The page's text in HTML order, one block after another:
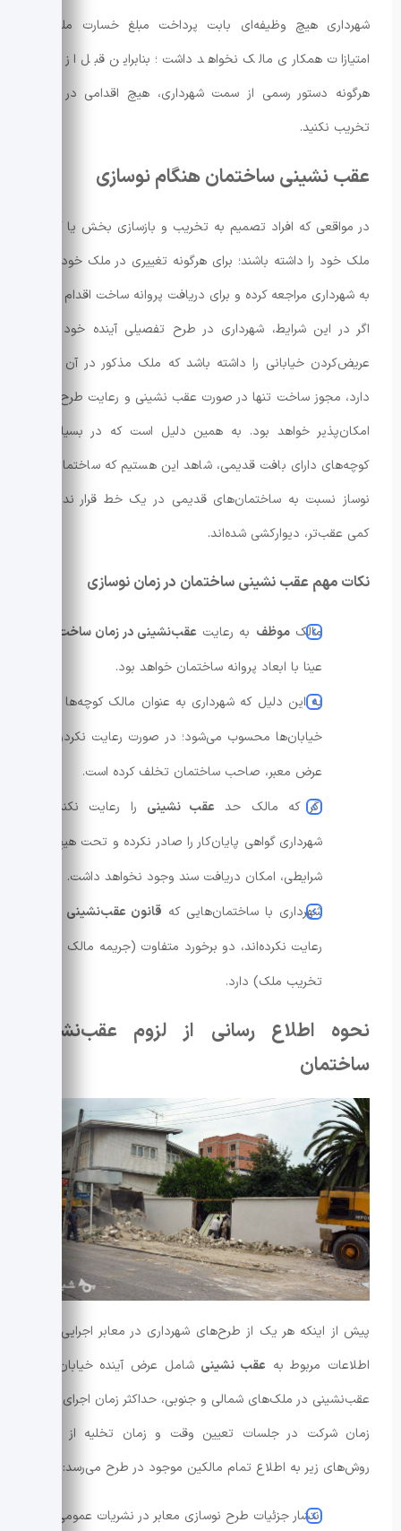
شهرداری هیچ وظیفه‌ای بابت پرداخت مبلغ خسارت ملک یا
امتیازات همکاری مالک نخواهد داشت؛ بنابراین قبل از صدور
هرگونه دستور رسمی از سمت شهرداری، هیچ اقدامی در جهت
تخریب نکنید.
عقب نشینی ساختمان هنگام نوسازی
در مواقعی که افراد تصمیم به تخریب و بازسازی بخش یا کلی از
ملک خود را داشته باشند؛ برای هرگونه تغییری در ملک خود، باید
به شهرداری مراجعه کرده و برای دریافت پروانه ساخت اقدام کنند.
اگر در این شرایط، شهرداری در طرح تفصیلی آینده خود قصد
عریض‌کردن خیابانی را داشته باشد که ملک مذکور در آن وجود
دارد، مجوز ساخت تنها در صورت عقب ‌نشینی و رعایت طرح آینده
امکان‌پذیر خواهد بود. به همین دلیل است که در بسیاری از
کوچه‌های دارای بافت قدیمی، شاهد این هستیم که ساختمان‌های
نوساز نسبت به ساختمان‌های قدیمی در یک خط قرار ندارند و
کمی عقب‌تر، دیوارکشی شده‌اند.
نکات مهم عقب نشینی ساختمان در زمان نوسازی
مالکموظف به رعایت عقب‌نشینی در زمان ساخت
عینا با ابعاد پروانه ساختمان خواهد بود.
به این دلیل که شهرداری به عنوان مالک کوچه‌ها و
خیابان‌ها محسوب می‌شود؛ در صورت رعایت نکردن
عرض معبر، صاحب ساختمان تخلف کرده است.
اگر که مالک حد عقب ‌نشینی را رعایت نکند؛
شهرداری گواهی پایان‌کار را صادر نکرده و تحت هیچ
شرایطی، امکان دریافت سند وجود نخواهد داشت.
شهرداری با ساختمان‌هایی که قانون عقب‌نشینی
رعایت نکرده‌اند، دو برخورد متفاوت (جریمه مالک یا
تخریب ملک) دارد.
نحوه اطلاع رسانی از لزوم عقب‌نشینی
ساختمان
پیش از اینکه هر یک از طرح‌های شهرداری در معابر اجرایی شود؛
اطلاعات مربوط به عقب ‌نشینی شامل عرض آینده خیابان، حد
عقب‌نشینی در ملک‌های شمالی و جنوبی، حداکثر زمان اجرای طرح،
زمان شرکت در جلسات تعیین وقت و زمان تخلیه از طریق
روش‌های زیر به اطلاع تمام مالکین موجود در طرح می‌رسد:
انتشار جزئیات طرح نوسازی معابر در نشریات عمومی